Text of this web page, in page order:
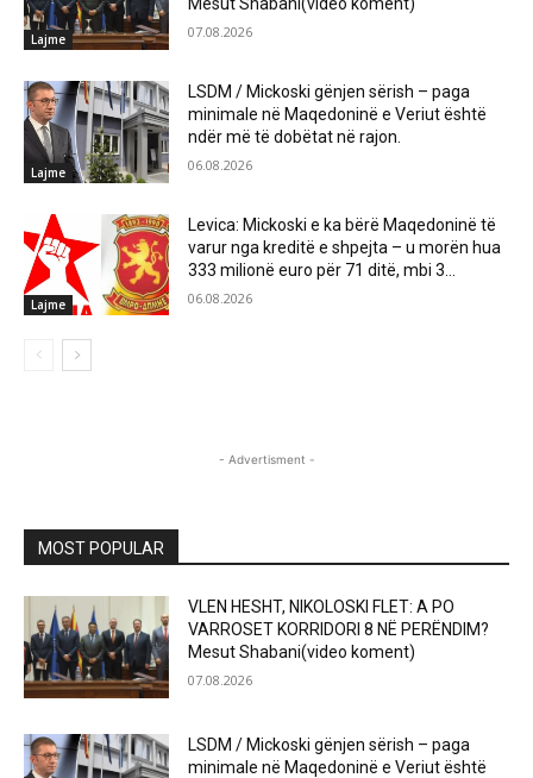
Lajme
Mesut Shabani(video koment)
07.08.2026
Lajme
LSDM / Mickoski gënjen sërish – paga
minimale në Maqedoninë e Veriut është
ndër më të dobëtat në rajon.
06.08.2026
Lajme
Levica: Mickoski e ka bërë Maqedoninë të
varur nga kreditë e shpejta – u morën hua
333 milionë euro për 71 ditë, mbi 3...
06.08.2026
- Advertisment -
MOST POPULAR
VLEN HESHT, NIKOLOSKI FLET: A PO
VARROSET KORRIDORI 8 NË PERËNDIM?
Mesut Shabani(video koment)
07.08.2026
LSDM / Mickoski gënjen sërish – paga
minimale në Maqedoninë e Veriut është